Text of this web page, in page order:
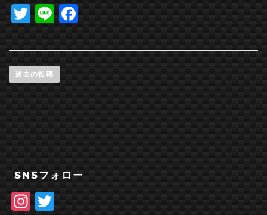
Twitter
Line
投稿ナビゲーション
過去の投稿
SNSフォロー
Instagram